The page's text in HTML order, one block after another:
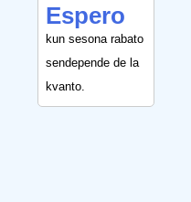
Espero
kun sesona rabato
sendepende de la
kvanto.